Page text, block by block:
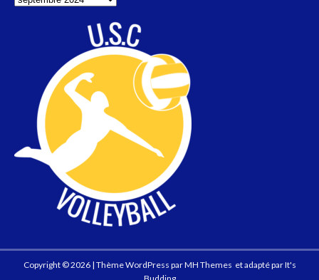
Copyright © 2026 | Thème WordPress parMH Themes et adapté parIt's